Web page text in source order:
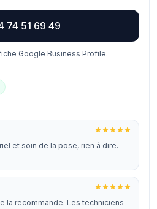
74 51 69 49
Google Business Profile.
et soin de la pose, rien à dire.
la recommande. Les techniciens